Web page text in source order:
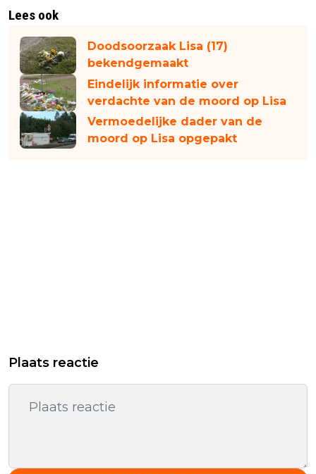
Lees ook
Doodsoorzaak Lisa (17)
bekendgemaakt
Eindelijk informatie over
verdachte van de moord op Lisa
Vermoedelijke dader van de
moord op Lisa opgepakt
Plaats reactie